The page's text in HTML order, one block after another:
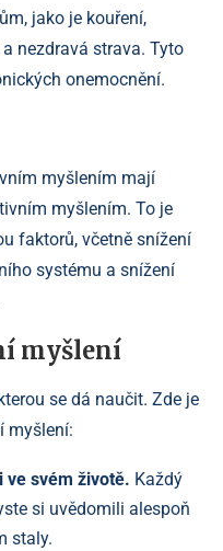
jako je kouření,
nezdravá strava. Tyto
onemocnění.
myšlením mají
myšlením. To je
faktorů, včetně snížení
systému a snížení
myšlení
se dá naučit. Zde je
myšlení:
ve svém životě. Každý
si uvědomili alespoň
staly.